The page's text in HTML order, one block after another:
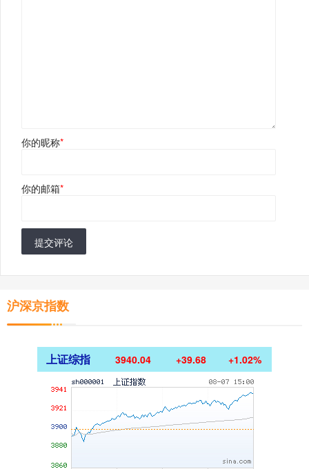
你的昵称*
你的邮箱*
提交评论
沪深京指数
上证综指 3940.04 +39.68 +1.02%